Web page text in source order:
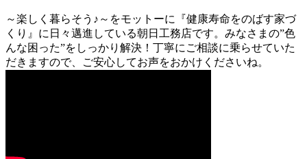
～楽しく暮らそう♪～をモットーに『健康寿命をのばす家づ
くり』に日々邁進している朝日工務店です。みなさまの”色
んな困った”をしっかり解決！丁寧にご相談に乗らせていた
だきますので、ご安心してお声をおかけくださいね。